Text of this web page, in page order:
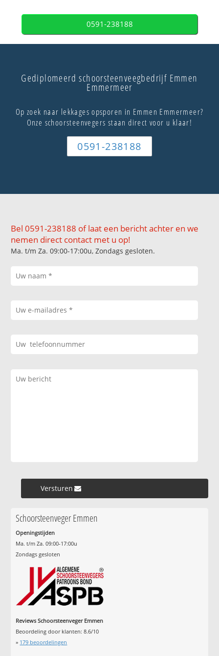
0591-238188
Gediplomeerd schoorsteenveegbedrijf Emmen
Emmermeer
Op zoek naar lekkages opsporen in Emmen Emmermeer?
Onze schoorsteenvegers staan direct voor u klaar!
0591-238188
Bel 0591-238188 of laat een bericht achter en we
nemen direct contact met u op!
Ma. t/m Za. 09:00-17:00u, Zondags gesloten.
Versturen »
Schoorsteenveger Emmen
Openingstijden
Ma. t/m Za. 09:00-17:00u
Zondags gesloten
Reviews Schoorsteenveger Emmen
Beoordeling door klanten:8.6/10
» 179 beoordelingen